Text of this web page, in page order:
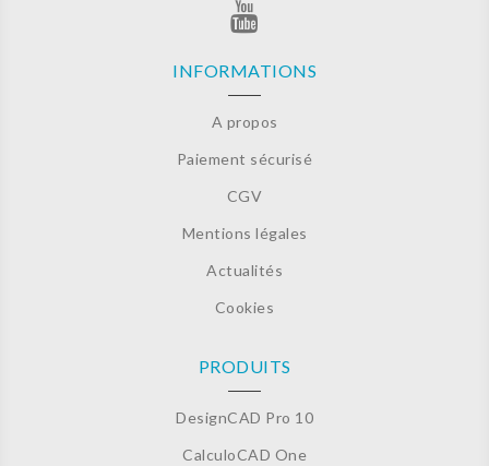
INFORMATIONS
A propos
Paiement sécurisé
CGV
Mentions légales
Actualités
Cookies
PRODUITS
DesignCAD Pro 10
CalculoCAD One